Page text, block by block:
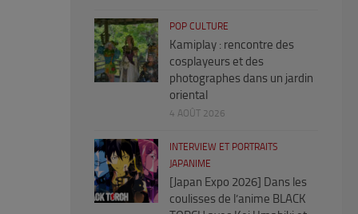
POP CULTURE
Kamiplay : rencontre des
cosplayeurs et des
photographes dans un jardin
oriental
4 AOÛT 2026
INTERVIEW ET PORTRAITS
JAPANIME
[Japan Expo 2026] Dans les
coulisses de l’anime BLACK